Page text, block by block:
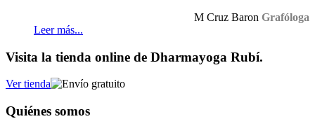
M Cruz Baron Grafóloga
Leer más...
Visita la tienda online de Dharmayoga Rubí.
Ver tienda
Quiénes somos